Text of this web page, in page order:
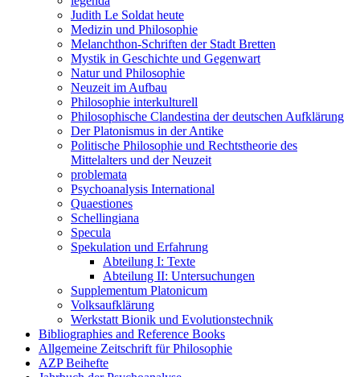
Judith Le Soldat heute
Medizin und Philosophie
Melanchthon-Schriften der Stadt Bretten
Mystik in Geschichte und Gegenwart
Natur und Philosophie
Neuzeit im Aufbau
Philosophie interkulturell
Philosophische Clandestina der deutschen Aufklärung
Der Platonismus in der Antike
Politische Philosophie und Rechtstheorie des
Mittelalters und der Neuzeit
problemata
Psychoanalysis International
Quaestiones
Schellingiana
Specula
Spekulation und Erfahrung
Abteilung I: Texte
Abteilung II: Untersuchungen
Supplementum Platonicum
Volksaufklärung
Werkstatt Bionik und Evolutionstechnik
Bibliographies and Reference Books
Allgemeine Zeitschrift für Philosophie
AZP Beihefte